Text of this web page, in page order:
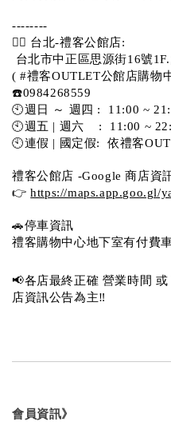
--------
💁‍♀️ 台北-禮客公館店:
台北市中正區思源街16號
( #禮客OUTLET公館店購物
☎️0984268559
🕙週日 ～ 週四 :  11:00 ~
🕙週五 | 週六    :  11:00 ~
🕙連假 | 國定假:  依禮客
禮客公館店 -Google 商店資
👉 https://maps.app.goo.gl/
🚗停車資訊
禮客購物中心地下室有付費
📢各店最終正確 營業時間
店資訊公告為主‼️
會員資訊》